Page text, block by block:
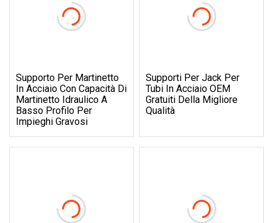
Supporto Per Martinetto
In Acciaio Con Capacità Di
Martinetto Idraulico A
Basso Profilo Per
Impieghi Gravosi
Supporti Per Jack Per
Tubi In Acciaio OEM
Gratuiti Della Migliore
Qualità